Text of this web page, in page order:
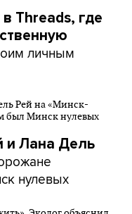
Threads, где
личным
и Лана Дель
нулевых